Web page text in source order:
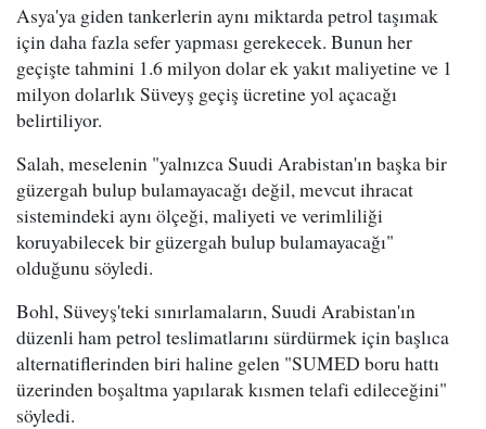
Asya'ya giden tankerlerin aynı miktarda petrol taşımak
için daha fazla sefer yapması gerekecek. Bunun her
geçişte tahmini 1.6 milyon dolar ek yakıt maliyetine ve 1
milyon dolarlık Süveyş geçiş ücretine yol açacağı
belirtiliyor.
Salah, meselenin "yalnızca Suudi Arabistan'ın başka bir
güzergah bulup bulamayacağı değil, mevcut ihracat
sistemindeki aynı ölçeği, maliyeti ve verimliliği
koruyabilecek bir güzergah bulup bulamayacağı"
olduğunu söyledi.
Bohl, Süveyş'teki sınırlamaların, Suudi Arabistan'ın
düzenli ham petrol teslimatlarını sürdürmek için başlıca
alternatiflerinden biri haline gelen "SUMED boru hattı
üzerinden boşaltma yapılarak kısmen telafi edileceğini"
söyledi.